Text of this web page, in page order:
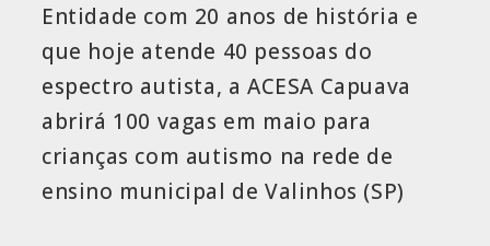
Entidade com 20 anos de história e
que hoje atende 40 pessoas do
espectro autista, a ACESA Capuava
abrirá 100 vagas em maio para
crianças com autismo na rede de
ensino municipal de Valinhos (SP)